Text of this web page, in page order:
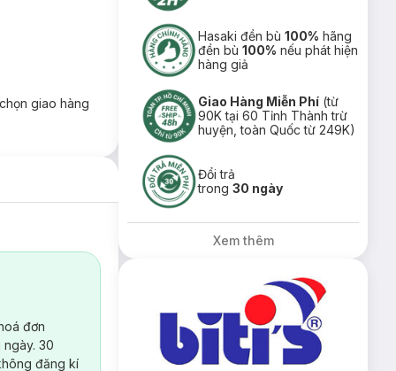
giao hàng
đơn
30
đăng kí
Hasaki đền bù100% hãng
đền bù100% nếu phát hiện
hàng giả
Giao Hàng Miễn Phí (từ
90K tại 60 Tỉnh Thành trừ
huyện, toàn Quốc từ 249K)
Đổi trả
trong30 ngày
Xem thêm